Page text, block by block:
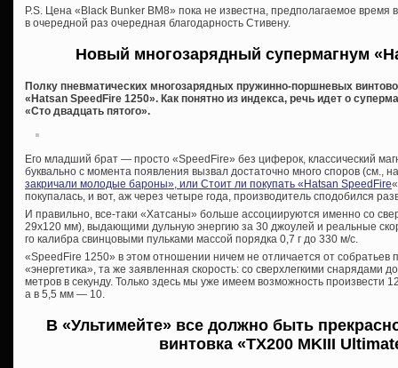
P.S. Цена «Black Bunker BM8» пока не известна, предполагаемое
в очередной раз очередная благодарность Стивену.
Новый многозарядный супермагнум
Полку пневматических многозарядных пружинно-поршневых
«Hatsan SpeedFire 1250». Как понятно из индекса, речь идет о
«Сто двадцать пятого».
Его младший брат — просто «SpeedFire» без циферок, классический
буквально с момента появления вызвал достаточно много споров (см.,
закричали молодые бароны», или Стоит ли покупать «Hatsan SpeedFire
покупалась, и вот, аж через четыре года, производитель сподобился
И правильно, все-таки «Хатсаны» больше ассоциируются именно со
29х120 мм), выдающими дульную энергию за 30 джоулей и реальные
го калибра свинцовыми пульками массой порядка 0,7 г до 330 м/с.
«SpeedFire 1250» в этом отношении ничем не отличается от собратьев
«энергетика», та же заявленная скорость: со сверхлегкими снарядами
метров в секунду. Только здесь мы уже имеем возможность произвести
а в 5,5 мм — 10.
В «Ультимейте» все должно быть
винтовка «TX200 MKIII